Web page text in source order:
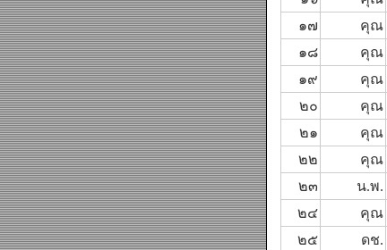
๑๗
คุณ
๑๘
คุณ
๑๙
คุณ
๒๐
คุณ
๒๑
คุณ
๒๒
คุณ
๒๓
น.พ.
๒๔
คุณ
๒๕
ดช.